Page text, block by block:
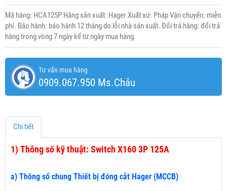
Mã hàng: HCA125P Hãng sản xuất: Hager Xuất xứ: Pháp Vận chuyển: miễn
phí. Bảo hành: bảo hành 12 tháng do lỗi nhà sản xuất. Đổi trả hàng: đổi trả
hàng trong vòng 7 ngày kể từ ngày mua hàng.
Tư vấn mua hàng
0909.067.950 Ms.Châu
Chi tiết
1) Thông số kỹ thuật: Switch X160 3P 125A
a) Thông số chung Thiết bị đóng cắt Hager (MCCB)